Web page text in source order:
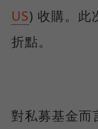
US) 收購。此
折點。
對私募基金而